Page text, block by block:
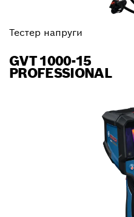
Тестер напруги
GVT 1000-15
PROFESSIONAL